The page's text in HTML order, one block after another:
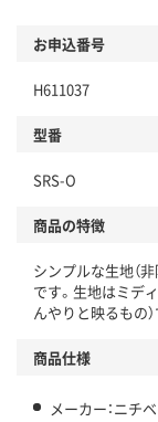
お申込番号
H611037
型番
SRS-O
商品の特徴
シンプルな生地（
です。生地はミデ
んやりと映るもの
商品仕様
メーカー：ニチ